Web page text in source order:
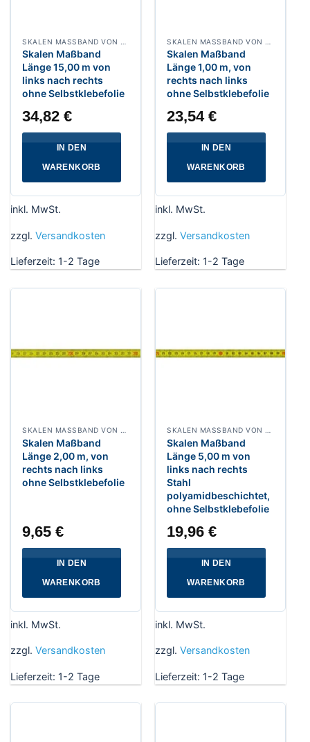
Skalen Maßband
Länge 15,00 m von
links nach rechts
ohne Selbstklebefolie
34,82€
IN DEN
WARENKORB
inkl. MwSt.
zzgl. Versandkosten
Lieferzeit: 1-2 Tage
Skalen Maßband
Länge 1,00 m, von
rechts nach links
ohne Selbstklebefolie
23,54€
IN DEN
WARENKORB
inkl. MwSt.
zzgl. Versandkosten
Lieferzeit: 1-2 Tage
Skalen Maßband
Länge 2,00 m, von
rechts nach links
ohne Selbstklebefolie
9,65€
IN DEN
WARENKORB
inkl. MwSt.
zzgl. Versandkosten
Lieferzeit: 1-2 Tage
Skalen Maßband
Länge 5,00 m von
links nach rechts
Stahl
polyamidbeschichtet,
ohne Selbstklebefolie
19,96€
IN DEN
WARENKORB
inkl. MwSt.
zzgl. Versandkosten
Lieferzeit: 1-2 Tage